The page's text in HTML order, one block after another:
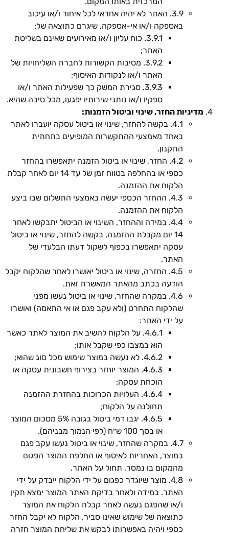
3.9. האתר לא יהיה אחראי לכל איחור ו/או עיכוב
באספקה ו/או אי-אספקה, שיגרם כתוצאה של:
3.9.1. כוח עליון ו/או מאירועים שאינם בשליטת
האתר;
3.9.2. מסיבות הקשורות לחברת השליחויות של
האתר ו/או לנקודות האיסוף;
3.9.3. סגירת המשק כך שפעילות האתר ו/או
ספקיו ו/או נותני שירותיו יפגעו, מכל סיבה שהיא.
מדיניות החזר, שינוי וביטול הזמנות:
4.1. בקשה להחזר, שינוי או ביטול עסקה יועברו לאתר
באחד מאמצעי ההתקשרות המופיעים בתחתית
התקנון.
4.2. החזר, שינוי או ביטול הזמנה יתאפשרו בהחזר
כספי או בהחלפה בטווח זמן של עד 14 יום לאחר קבלת
הלקוח את ההזמנה.
4.3. ההחזר הכספי יעשה באמצעי התשלום שבו ביצע
הלקוח את ההזמנה.
4.4. במידה וההחזר, השינוי או הביטול יתבקשו לאחר
14 יום מקבלת ההזמנה, בקשה להחזר, שינוי או ביטול
עסקה יתאפשרו בכפוף לשקול דעתו הבלעדי של
האתר.
4.5. החזרה, שינוי או ביטול יאושרו לאחר שהלקוח יקבל
הודעה בכתב מהאתר המאשרת זאת.
4.6. במקרה שהחזר, שינוי או ביטול נעשו מפני
שהלקוח התחרט (ולא עקב פגם או אי התאמה) ואושרו
על ידי האתר:
4.6.1. על הלקוח להשיב את המוצר לאתר כאשר
הוא במצבו כפי שקבל אותו;
4.6.2. לא נעשה במוצר שימוש מכל סוג שהוא;
4.6.3. המוצר יוחזר בצירוף חשבונית עסקה או
הוכחת עסקה;
4.6.4. העלויות הכרוכות בהחזרת ההזמנה
תחולנה על הלקוח;
4.6.5. יגבו דמי ביטול בגובה 5% מסכום המוצר
או בסך 100 ש״ח (לפי הנמוך מבניהם).
4.7. במקרה שהחזר, שינוי או ביטול נעשו עקב פגם
במוצר, האחריות לאיסוף או החלפת המוצר הפגום
מהמקום בו נמסר, תחול על האתר.
4.8. מוצר שיוגדר כפגום על ידי הלקוח ייבדק על ידי
האתר. במידה ולאחר בדיקת האתר המוצר ימצא תקין
ו/או שהפגם נעשה לאחר קבלת הלקוח את המוצר
כתוצאה של שימוש שאינו סביר, הלקוח לא יקבל החזר
כספי ויהיה באפשרותו לבקש את שליחת המוצר חזרה